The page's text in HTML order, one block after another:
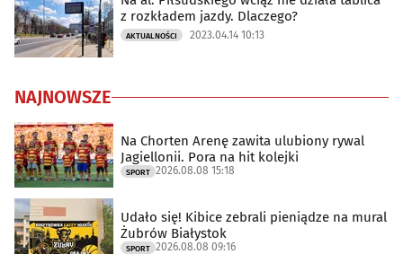
z rozkładem jazdy. Dlaczego?
AKTUALNOŚCI 2023.04.14 10:13
NAJNOWSZE
Na Chorten Arenę zawita ulubiony rywal
Jagiellonii. Pora na hit kolejki
SPORT 2026.08.08 15:18
Udało się! Kibice zebrali pieniądze na mural
Żubrów Białystok
SPORT 2026.08.08 09:16